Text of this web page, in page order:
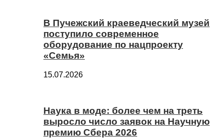
В Пучежский краеведческий музей
поступило современное
оборудование по нацпроекту
«Семья»
15.07.2026
Наука в моде: более чем на треть
выросло число заявок на Научную
премию Сбера 2026